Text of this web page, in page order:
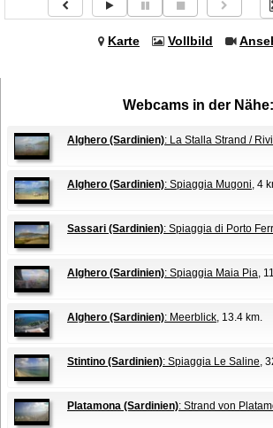
Karte Vollbild
Webcams in der Nähe:
Alghero (Sardinien): La Stalla Strand /
Alghero (Sardinien): Spiaggia Mugoni , 4
Sassari (Sardinien): Spiaggia di Porto
Alghero (Sardinien): Spiaggia Maia Pia ,
Alghero (Sardinien): Meerblick , 13.4 km.
Stintino (Sardinien): Spiaggia Le Saline ,
Platamona (Sardinien): Strand von